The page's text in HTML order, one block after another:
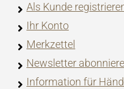
Als Kunde
Ihr Konto
Merkzettel
Newsletter
Information für